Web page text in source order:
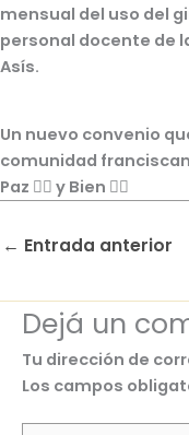
mensual del uso del
personal docente de
Asís.
Un nuevo convenio
comunidad
Paz ✌🏻 y Bien 👍🏻
← Entrada anterior
Dejá un
Tu dirección de
Los campos